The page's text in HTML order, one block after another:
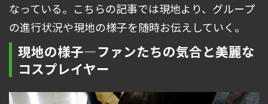
なっている。こちらの記事では現地より、グループ
の進行状況や現地の様子を随時お伝えしていく。
現地の様子―ファンたちの気合と美麗な
コスプレイヤー